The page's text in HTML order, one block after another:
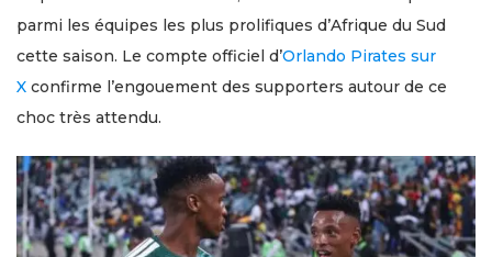
parmi les équipes les plus prolifiques d’Afrique du Sud
cette saison. Le compte officiel d’Orlando Pirates sur
X confirme l’engouement des supporters autour de ce
choc très attendu.